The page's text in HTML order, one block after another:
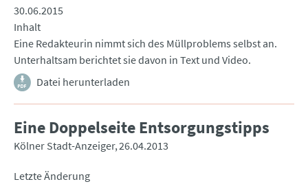
30.06.2015
Inhalt
Eine Redakteurin nimmt sich des Müllproblems selbst an.
Unterhaltsam berichtet sie davon in Text und Video.
Datei herunterladen
Eine Doppelseite Entsorgungstipps
Kölner Stadt-Anzeiger 26.04.2013
Letzte Änderung